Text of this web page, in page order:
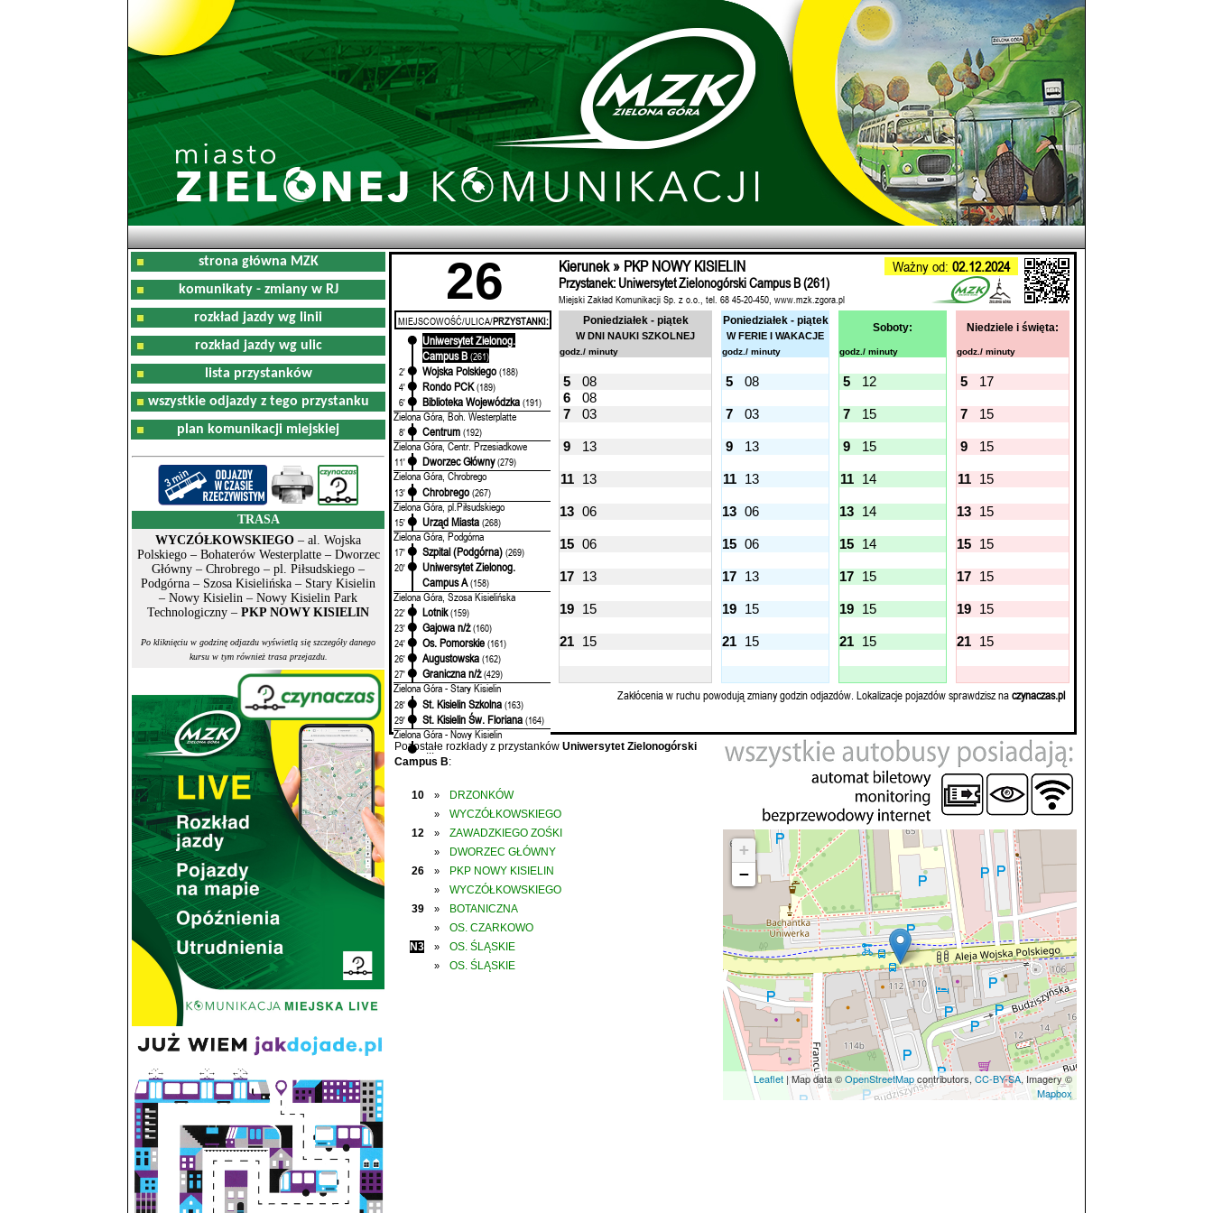
strona główna MZK
komunikaty - zmiany w RJ
rozkład jazdy wg linii
rozkład jazdy wg ulic
lista przystanków
wszystkie odjazdy z tego przystanku
plan komunikacji miejskiej
TRASA
WYCZÓŁKOWSKIEGO – al. Wojska
Polskiego – Bohaterów Westerplatte – Dworzec
Główny – Chrobrego – pl. Piłsudskiego –
Podgórna – Szosa Kisielińska – Stary Kisielin
– Nowy Kisielin – Nowy Kisielin Park
Technologiczny – PKP NOWY KISIELIN
Po kliknięciu w godzinę odjazdu wyświetlą się szczegóły danego
kursu w tym również trasa przejazdu.
26 Kierunek » PKP NOWY KISIELIN Ważny od: 02.12.2024
Przystanek: Uniwersytet Zielonogórski Campus B (261)
Miejski Zakład Komunikacji Sp. z o.o., tel. 68 45-20-450, www.mzk.zgora.pl
MIEJSCOWOŚĆ/ULICA/PRZYSTANKI:
Uniwersytet Zielonog.
Campus B (261)
2'
Wojska Polskiego (188)
4'
Rondo PCK (189)
6'
Biblioteka Wojewódzka (191)
Zielona Góra, Boh. Westerplatte
8' Centrum (192)
Zielona Góra, Centr. Przesiadkowe
11' Dworzec Główny (279)
Zielona Góra, Chrobrego
13' Chrobrego (267)
Zielona Góra, pl.Piłsudskiego
15' Urząd Miasta (268)
Zielona Góra, Podgórna
17' Szpital (Podgórna) (269)
20'
Uniwersytet Zielonog.
Campus A (158)
Zielona Góra, Szosa Kisielińska
22' Lotnik (159)
23'
Gajowa n/ż (160)
24'
Os. Pomorskie (161)
26'
Augustowska (162)
27'
Graniczna n/ż (429)
Zielona Góra - Stary Kisielin
28' St. Kisielin Szkolna (163)
29'
St. Kisielin Św. Floriana (164)
Zielona Góra - Nowy Kisielin
...
Poniedziałek - piątek
W DNI NAUKI SZKOLNEJ
Poniedziałek - piątek
W FERIE I WAKACJE
Soboty: Niedziele i święta:
godz./ minuty godz./ minuty godz./ minuty godz./ minuty
5 08 5 08 5 12 5
17
6
08
7
03 7 03 7 15 7 15
9 13 9 13 9 15 9 15
11 13 11 13 11 14 11 15
13 06 13 06 13 14 13 15
15 06 15 06 15 14 15 15
17 13 17 13 17 15 17 15
19 15 19 15 19 15 19 15
21 15 21 15 21 15 21 15
Zakłócenia w ruchu powodują zmiany godzin odjazdów. Lokalizacje pojazdów sprawdzisz naczynaczas.pl
Pozostałe rozkłady z przystanków Uniwersytet Zielonogórski
Campus B:
10 » DRZONKÓW
»
WYCZÓŁKOWSKIEGO
12
» ZAWADZKIEGO ZOŚKI
»
DWORZEC GŁÓWNY
26
» PKP NOWY KISIELIN
»
WYCZÓŁKOWSKIEGO
39
» BOTANICZNA
»
OS. CZARKOWO
N3
» OS. ŚLĄSKIE
» OS. ŚLĄSKIE
+
−
Leaflet | Map data ©OpenStreetMapcontributors, CC-BY-SA, Imagery ©
Mapbox